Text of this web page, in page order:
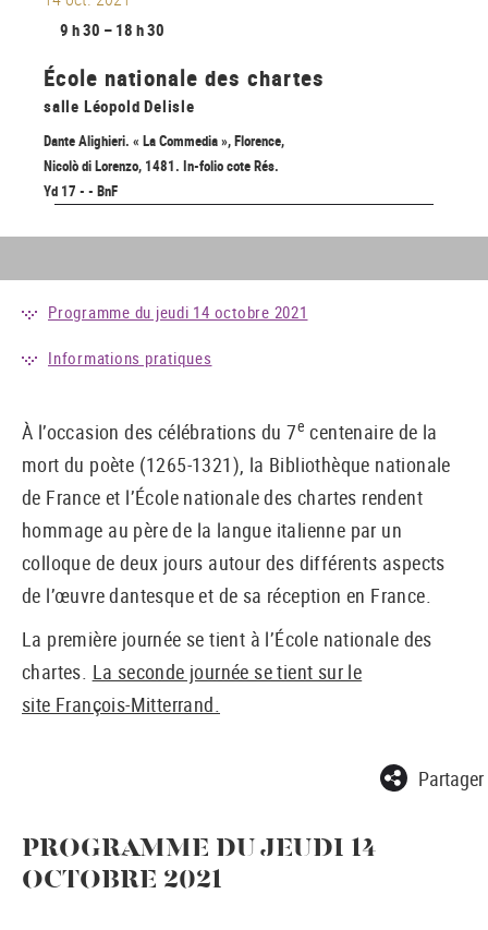
9 h 30 – 18 h 30
École nationale des chartes
salle Léopold Delisle
Dante Alighieri. « La Commedia », Florence,
Nicolò di Lorenzo, 1481. In-folio cote Rés.
Yd 17 - - BnF
Programme du jeudi 14 octobre 2021
Informations pratiques
À l’occasion des célébrations du 7e centenaire de la
mort du poète (1265-1321), la Bibliothèque nationale
de France et l’École nationale des chartes rendent
hommage au père de la langue italienne par un
colloque de deux jours autour des différents aspects
de l’œuvre dantesque et de sa réception en France.
La première journée se tient à l’École nationale des
chartes. La seconde journée se tient sur le
site François-Mitterrand.
Partager
PROGRAMME DU JEUDI 14
OCTOBRE 2021